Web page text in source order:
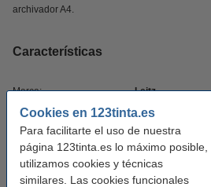
Cookies en 123tinta.es
Para facilitarte el uso de nuestra
página 123tinta.es lo máximo posible,
utilizamos cookies y técnicas
similares. Las cookies funcionales
archivador A4.
Características
Marca: Leitz
Color: verde claro
Medidas: 285 x 318 mm
Material: plástico